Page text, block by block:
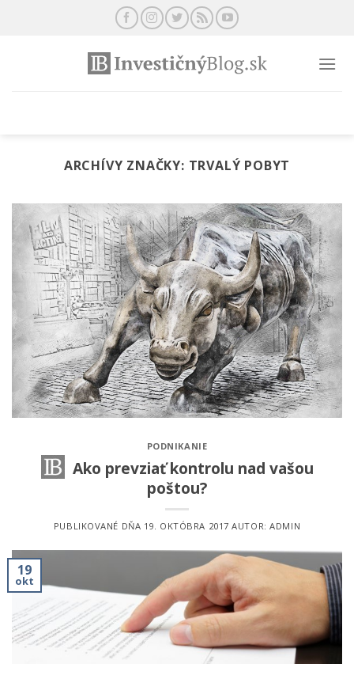
ARCHÍVY ZNAČKY: TRVALÝ POBYT
PODNIKANIE
Ako prevziať kontrolu nad vašou
poštou?
PUBLIKOVANÉ DŇA 19. OKTÓBRA 2017 AUTOR:ADMIN
19
okt